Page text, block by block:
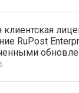
клиентская
RuPost